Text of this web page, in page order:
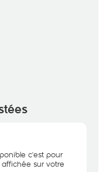
c'est pour
sur votre